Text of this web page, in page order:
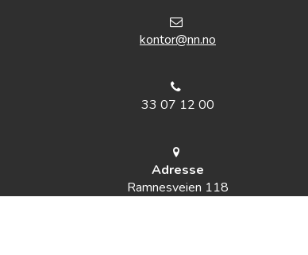
kontor@nn.no
33 07 12 00
Adresse
Ramnesveien 118